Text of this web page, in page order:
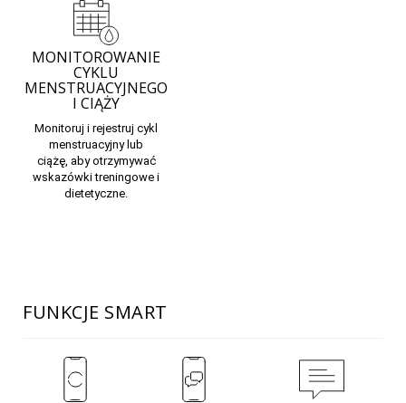
MONITOROWANIE
CYKLU
MENSTRUACYJNEGO
I CIĄŻY
Monitoruj i rejestruj cykl
menstruacyjny lub
ciążę, aby otrzymywać
wskazówki treningowe i
dietetyczne.
FUNKCJE SMART